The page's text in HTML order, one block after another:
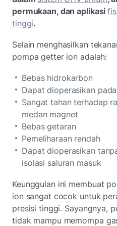
permukaan, dan aplikasi
tinggi.
Selain menghasilkan
pompa getter ion adalah:
Bebas hidrokarbon
Dapat dioperasikan
Sangat tahan terhadap
medan magnet
Bebas getaran
Pemeliharaan rendah
Dapat dioperasikan
isolasi saluran masuk
Keunggulan ini membuat
ion sangat cocok untuk
presisi tinggi. Sayangnya,
tidak mampu memompa